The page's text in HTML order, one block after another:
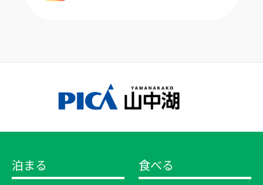
泊まる 食べる